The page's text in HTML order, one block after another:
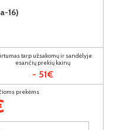
16)
tarp užsakomų ir sandėlyje
esančių prekių kainų
- 51€
prekėms